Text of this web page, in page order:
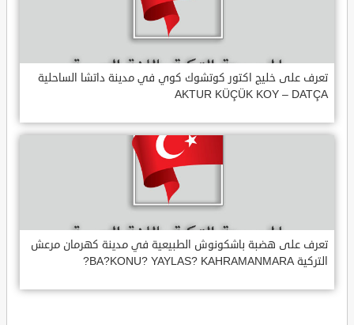
تعرف على خليج اكتور كوتشوك كوي في مدينة داتشا الساحلية
AKTUR KÜÇÜK KOY – DATÇA
تعرف على هضبة باشكونوش الطبيعية في مدينة كهرمان مرعش
التركية BA?KONU? YAYLAS? KAHRAMANMARA?